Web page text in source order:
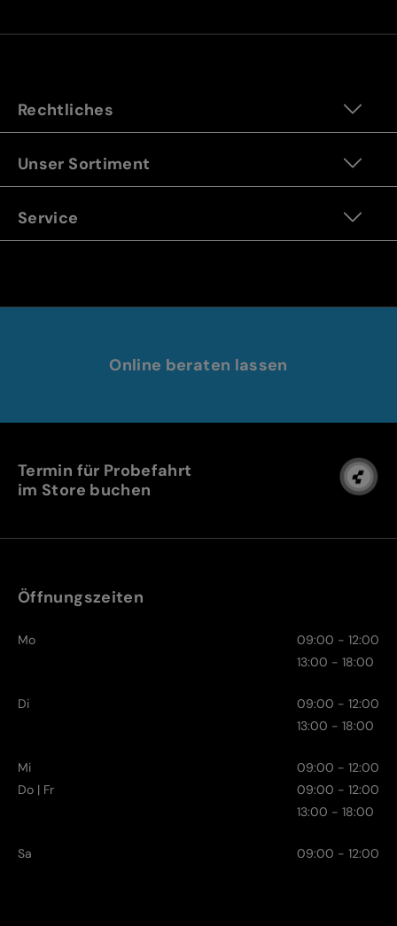
Rechtliches
Unser Sortiment
Service
Online beraten lassen
Termin für Probefahrt
im Store buchen
Öffnungszeiten
Mo
09:00 - 12:00
13:00 - 18:00
Di
09:00 - 12:00
13:00 - 18:00
Mi
09:00 - 12:00
Do | Fr
09:00 - 12:00
13:00 - 18:00
Sa 09:00 - 12:00